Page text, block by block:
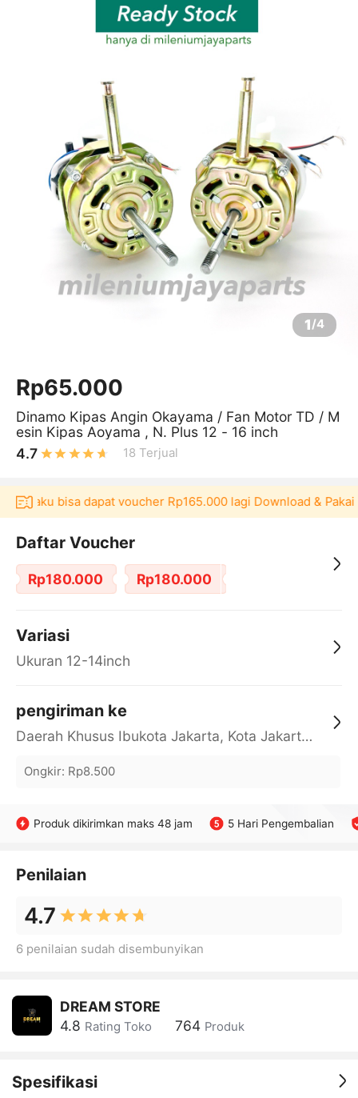
1/4
Rp65.000
￼Dinamo Kipas Angin Okayama / Fan Motor TD / M
esin Kipas Aoyama , N. Plus 12 - 16 inch
4.7
18 Terjual
bisa dapat voucher Rp165.000 lagi Download & Pakai
Daftar Voucher
Rp180.000 Rp180.000
Variasi
Ukuran 12-14inch
pengiriman ke
Daerah Khusus Ibukota Jakarta, Kota Jakarta Barat, Cengkareng, yy
Ongkir: Rp8.500
Produk dikirimkan maks 48 jam 5 Hari Pengembalian
Penilaian
4.7
6 penilaian sudah disembunyikan
DREAM STORE
4.8 Rating Toko 764 Produk
Spesifikasi